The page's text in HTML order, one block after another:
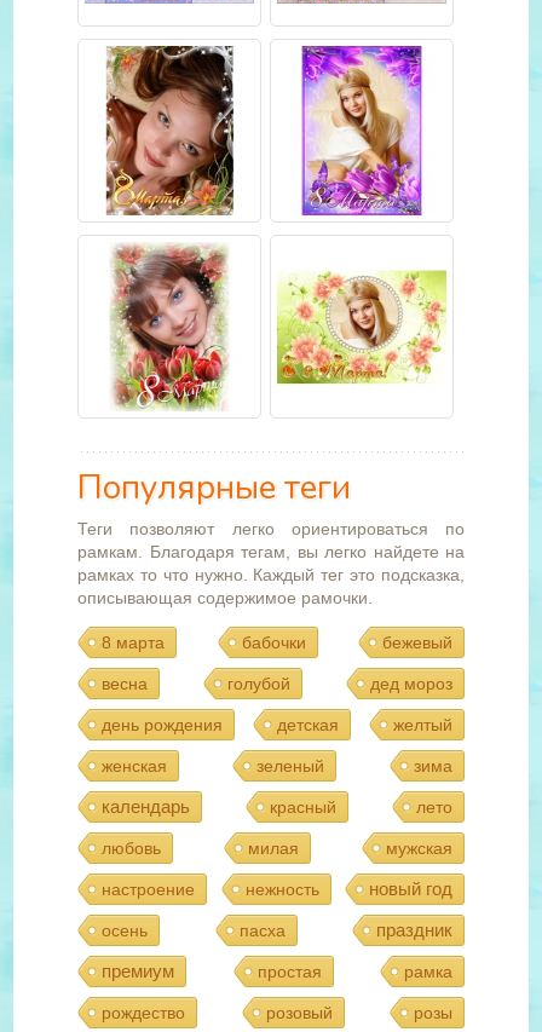
Популярные теги
Теги позволяют легко ориентироваться по
рамкам. Благодаря тегам, вы легко найдете на
рамках то что нужно. Каждый тег это подсказка,
описывающая содержимое рамочки.
8 марта бабочки бежевый
весна голубой дед мороз
день рождения детская желтый
женская зеленый зима
календарь красный лето
любовь милая мужская
настроение нежность новый год
осень пасха
праздник
премиум
простая рамка
рождество розовый розы